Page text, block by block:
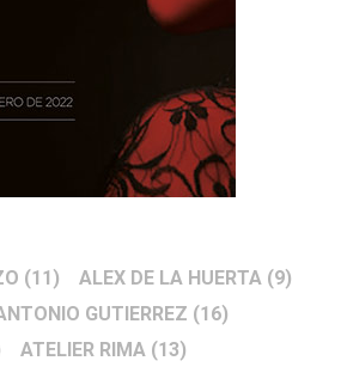
(11) ALEX DE LA HUERTA (9)
GUTIERREZ (16)
ATELIER RIMA (13)